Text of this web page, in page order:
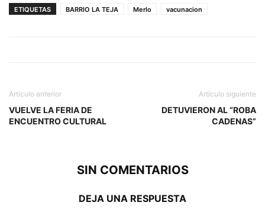
ETIQUETAS BARRIO LA TEJA Merlo vacunacion
Artículo anterior
VUELVE LA FERIA DE
ENCUENTRO CULTURAL
Artículo siguiente
DETUVIERON AL “ROBA
CADENAS”
SIN COMENTARIOS
DEJA UNA RESPUESTA